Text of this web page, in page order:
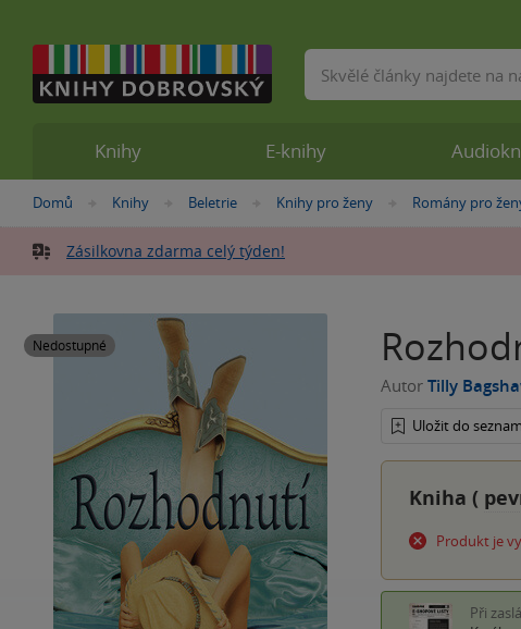
Nacházíte
zde:
Domů »
Knihy »
Beletrie »
Knihy pro ženy »
Romány pro
Zásilkovna zdarma celý týden!
Nedostupné
Autor Tilly
Uložit do
Kniha (
Produkt je
Při
Knihy E-knihy
Vyhledávání